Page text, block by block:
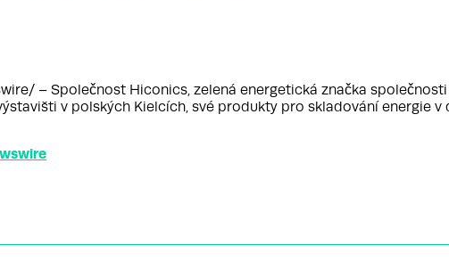
– Společnost Hiconics, zelená energetická značka
v polských Kielcích, své produkty pro skladování energie